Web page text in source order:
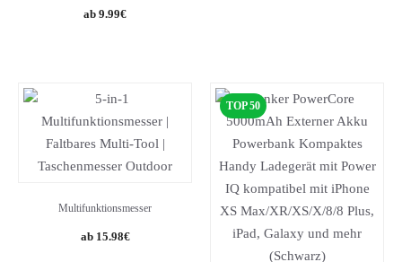
9.99€
Multifunktionsmesser
15.98€
TOP 50